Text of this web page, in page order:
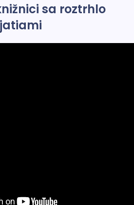
sa roztrhlo